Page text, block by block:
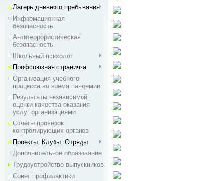
Лагерь дневного пребывания
Информационная
безопасность
Антитеррористическая
безопасность
Школьный психолог
Профсоюзная страничка
Организация учебного
процесса во время пандемии
Результаты независимой
оценки качества оказания
услуг организациями
Отчёты проверок
контролирующих органов
Проекты. Клубы. Отряды
Дополнительное образование
Трудоустройство выпускников
Совет профилактики